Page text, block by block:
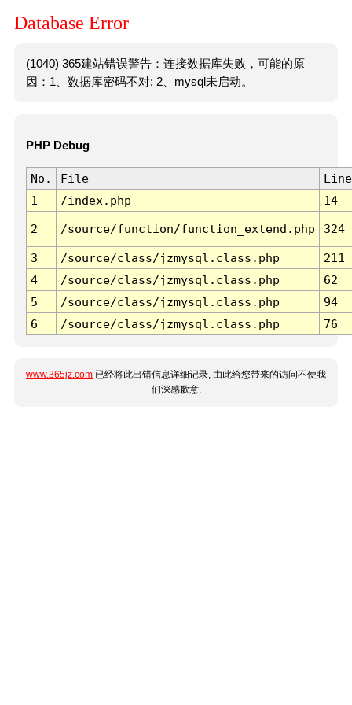
Database Error
(1040) 365建站错误警告：连接数据库失败，可能的原
因：1、数据库密码不对; 2、mysql未启动。
PHP Debug
No. File
Line
1
/index.php 14
2 /source/function/function_extend.php 324
3 /source/class/jzmysql.class.php
211
4
/source/class/jzmysql.class.php
62
5
/source/class/jzmysql.class.php
94
6
/source/class/jzmysql.class.php 76
www.365jz.com 已经将此出错信息详细记录, 由此给您带来的访问不便我
们深感歉意.